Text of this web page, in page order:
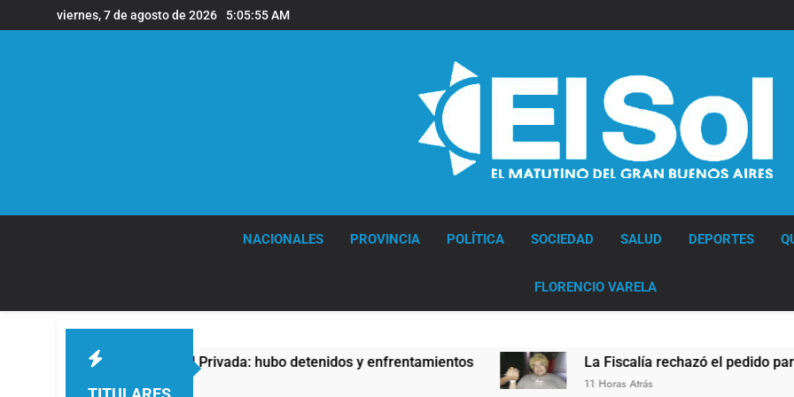
al
viernes, 7 de agosto de 2026 5:05:56 AM
NACIONALES PROVINCIA POLÍTICA SOCIEDAD SALUD DEPORTES
FLORENCIO VARELA
Privada: hubo detenidos y enfrentamientos La Fiscalía rechazó el pedido para suspender el
11 Horas Atrás